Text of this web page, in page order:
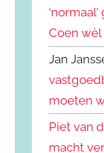
Coen wèl
Jan
moeten
Piet van
macht